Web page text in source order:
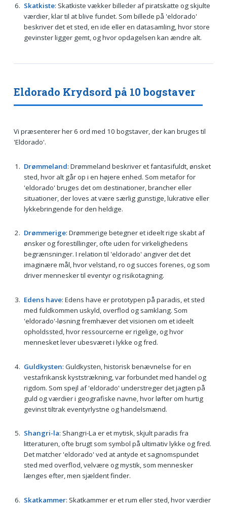
Skatkiste: Skatkiste vækker billeder af piratskatte og skjulte
værdier, klar til at blive fundet. Som billede på 'eldorado'
beskriver det et sted, en ide eller en datasamling, hvor store
gevinster ligger gemt, og hvor opdagelsen kan ændre alt.
Eldorado Krydsord på 10 bogstaver
Vi præsenterer her 6 ord med 10 bogstaver, der kan bruges til
'Eldorado'.
Drømmeland: Drømmeland beskriver et fantasifuldt, ønsket
sted, hvor alt går op i en højere enhed. Som metafor for
'eldorado' bruges det om destinationer, brancher eller
situationer, der loves at være særlig gunstige, lukrative eller
lykkebringende for den heldige.
Drømmerige: Drømmerige betegner et ideelt rige skabt af
ønsker og forestillinger, ofte uden for virkelighedens
begrænsninger. I relation til 'eldorado' angiver det det
imaginære mål, hvor velstand, ro og succes forenes, og som
driver mennesker til eventyr og risikotagning.
Edens have: Edens have er prototypen på paradis, et sted
med fuldkommen uskyld, overflod og samklang. Som
'eldorado'-løsning fremhæver det visionen om et ideelt
opholdssted, hvor ressourcerne er rigelige, og hvor
mennesket lever ubesværet i lykke og fred.
Guldkysten: Guldkysten, historisk benævnelse for en
vestafrikansk kyststrækning, var forbundet med handel og
rigdom. Som spejl af 'eldorado' understreger det jagten på
guld og værdier i geografiske navne, hvor løfter om hurtig
gevinst tiltrak eventyrlystne og handelsmænd.
Shangri-la: Shangri-La er et mytisk, skjult paradis fra
litteraturen, ofte brugt som symbol på ultimativ lykke og fred.
Det matcher 'eldorado' ved at antyde et sagnomspundet
sted med overflod, velvære og mystik, som mennesker
længes efter, men sjældent finder.
Skatkammer: Skatkammer er et rum eller sted, hvor værdier